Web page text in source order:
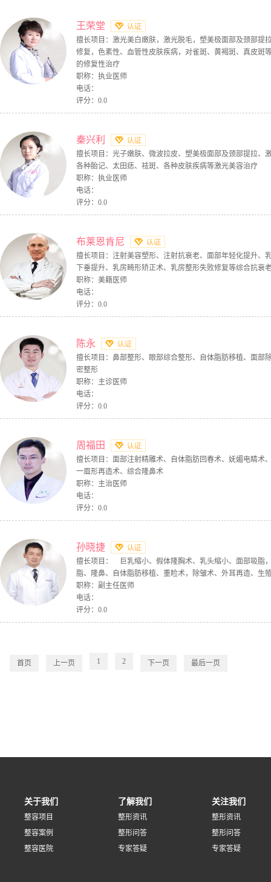
王荣堂
擅长项目：激光美白嫩肤，激光脱毛，塑美极面部及颈部提
修复，色素性、血管性皮肤疾病，对雀斑、黄褐斑、真皮斑
的修复性治疗
职称：执业医师
电话：
评分：0.0
秦兴利
擅长项目：光子嫩肤、微波拉皮、塑美极面部及颈部提拉、
各种胎记、太田痣、祛斑、各种皮肤疾病等激光美容治疗
职称：执业医师
电话：
评分：0.0
布莱恩肯尼
擅长项目：注射美容塑形、注射抗衰老、面部年轻化提升、
下垂提升、乳房畸形矫正术、乳房整形失败修复等综合抗衰
职称：美籍医师
电话：
评分：0.0
陈永
擅长项目：鼻部整形、眼部综合整形、自体脂肪移植、面部
密整形
职称：主诊医师
电话：
评分：0.0
周福田
擅长项目：面部注射精雕术、自体脂肪回春术、妩媚电睛术
一眉形再造术、综合隆鼻术
职称：主治医师
电话：
评分：0.0
孙晓捷
擅长项目： 巨乳缩小、假体隆胸术、乳头缩小、面部吸脂
脂、隆鼻、自体脂肪移植、重睑术，除皱术、外耳再造、生
职称：副主任医师
电话：
评分：0.0
首页 上一页 1 2 下一页 最后一页
关于我们
整容项目
整容案例
整容医院
了解我们
整形资讯
整形问答
专家答疑
关注我们
整形资讯
整形问答
专家答疑